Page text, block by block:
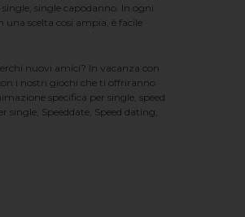
single capodanno. In ogni
scelta cosi ampia, è facile
nuovi amici? In vacanza con
i nostri giochi che ti offriranno
specifica per single, speed
Speeddate, Speed dating,